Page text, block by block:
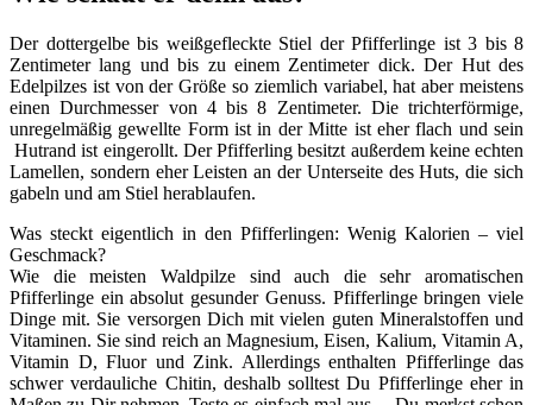
Der dottergelbe bis weißgefleckte Stiel der Pfifferlinge ist 3 bis 8
Zentimeter lang und bis zu einem Zentimeter dick. Der Hut des
Edelpilzes ist von der Größe so ziemlich variabel, hat aber meistens
einen Durchmesser von 4 bis 8 Zentimeter. Die trichterförmige,
unregelmäßig gewellte Form ist in der Mitte ist eher flach und sein
Hutrand ist eingerollt. Der Pfifferling besitzt außerdem keine echten
Lamellen, sondern eher Leisten an der Unterseite des Huts, die sich
gabeln und am Stiel herablaufen.
Was steckt eigentlich in den Pfifferlingen: Wenig Kalorien – viel
Geschmack?
Wie die meisten Waldpilze sind auch die sehr aromatischen
Pfifferlinge ein absolut gesunder Genuss. Pfifferlinge bringen viele
Dinge mit. Sie versorgen Dich mit vielen guten Mineralstoffen und
Vitaminen. Sie sind reich an Magnesium, Eisen, Kalium, Vitamin A,
Vitamin D, Fluor und Zink. Allerdings enthalten Pfifferlinge das
schwer verdauliche Chitin, deshalb solltest Du Pfifferlinge eher in